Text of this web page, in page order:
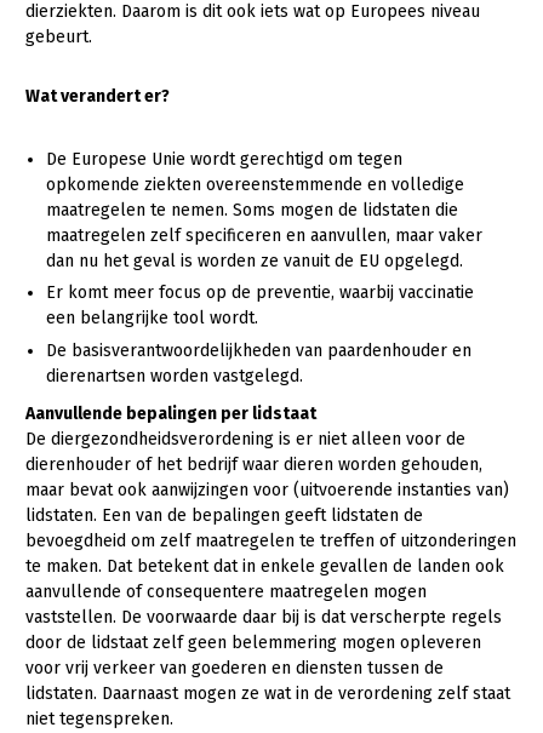
Internationaal
Biologische Landbouw
Geitenhouderij
Kalverhouderij
Konijnenhouderij
Paardenhouderij
Pluimveehouderij
Schapenhouderij
Varkenshouderij
Vleesveehouderij
Plant
Akkerbouw
Biologische Landbouw
Bollenteelt
Fruitteelt
Glastuinbouw
Paddenstoelen
Vollegrondsgroente
Multifunctionele landbouw
Multifunctioneel
Vrouw en Bedrijf
Onderwerpen
Nieuws
Nieuwsabonnement
Webinars
Over LTO
LTO Nederland
Mensen
Bestuur en Directie
Medewerkers
Vakgroepbestuurders
Jaarverslag 2023
Vacatures
Pers
Contact
dierziekten. Daarom is dit ook iets wat op Europees niveau
gebeurt.
Wat verandert er?
De Europese Unie wordt gerechtigd om tegen
opkomende ziekten overeenstemmende en volledige
maatregelen te nemen. Soms mogen de lidstaten die
maatregelen zelf specificeren en aanvullen, maar vaker
dan nu het geval is worden ze vanuit de EU opgelegd.
Er komt meer focus op de preventie, waarbij vaccinatie
een belangrijke tool wordt.
De basisverantwoordelijkheden van paardenhouder en
dierenartsen worden vastgelegd.
Aanvullende bepalingen per lidstaat
De diergezondheidsverordening is er niet alleen voor de
dierenhouder of het bedrijf waar dieren worden gehouden,
maar bevat ook aanwijzingen voor (uitvoerende instanties van)
lidstaten. Een van de bepalingen geeft lidstaten de
bevoegdheid om zelf maatregelen te treffen of uitzonderingen
te maken. Dat betekent dat in enkele gevallen de landen ook
aanvullende of consequentere maatregelen mogen
vaststellen. De voorwaarde daar bij is dat verscherpte regels
door de lidstaat zelf geen belemmering mogen opleveren
voor vrij verkeer van goederen en diensten tussen de
lidstaten. Daarnaast mogen ze wat in de verordening zelf staat
niet tegenspreken.